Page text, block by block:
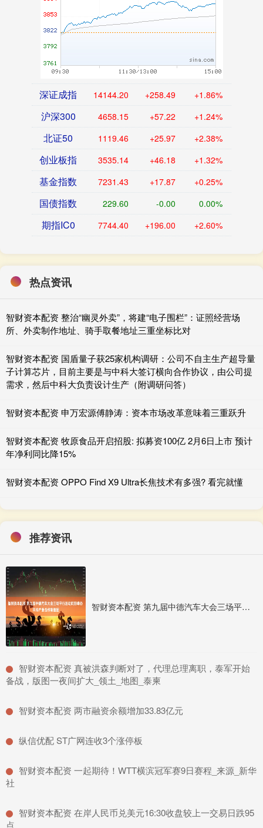
深证成指 14144.20 +258.49 +1.86%
沪深300 4658.15 +57.22 +1.24%
北证50 1119.46 +25.97 +2.38%
创业板指 3535.14 +46.18 +1.32%
基金指数 7231.43 +17.87 +0.25%
国债指数 229.60 -0.00 0.00%
期指IC0 7744.40 +196.00 +2.60%
热点资讯
智财资本配资 整治“幽灵外卖”，将建“电子围栏”：证照经营场
所、外卖制作地址、骑手取餐地址三重坐标比对
智财资本配资 国盾量子获25家机构调研：公司不自主生产超导量
子计算芯片，目前主要是与中科大签订横向合作协议，由公司提
需求，然后中科大负责设计生产（附调研问答）
智财资本配资 申万宏源傅静涛：资本市场改革意味着三重跃升
智财资本配资 牧原食品开启招股: 拟募资100亿 2月6日上市 预计
年净利同比降15%
智财资本配资 OPPO Find X9 Ultra长焦技术有多强? 看完就懂
推荐资讯
智财资本配资 第九届中德汽车大会三场平行活动同期举办 共绘产业合作新蓝图
​智财资本配资 真被洪森判断对了，代理总理离职，泰军开始
备战，版图一夜间扩大_领土_地图_泰柬
​智财资本配资 两市融资余额增加33.83亿元
​纵信优配 ST广网连收3个涨停板
​智财资本配资 一起期待！WTT横滨冠军赛9日赛程_来源_新华
社
​智财资本配资 在岸人民币兑美元16:30收盘较上一交易日跌95
点